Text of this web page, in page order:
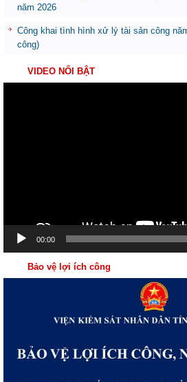
năm 2026
Công khai tình hình xử lý tài sản công
công)
VIDEO NỔI BẬT
00:00
Bảo vệ lợi ích công